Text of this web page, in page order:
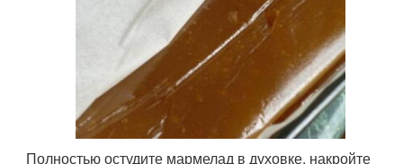
Полностью остудите мармелад в духовке, накройте